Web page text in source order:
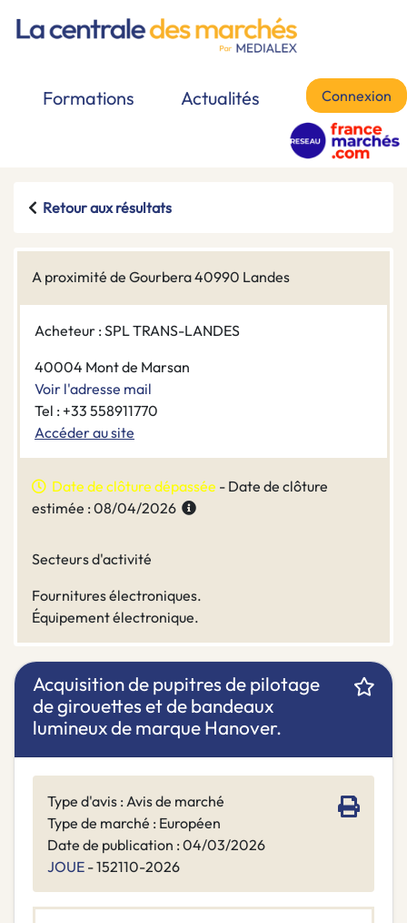
Formations Actualités Connexion
Retour aux résultats
A proximité de Gourbera 40990 Landes
Acheteur : SPL TRANS-LANDES
40004 Mont de Marsan
Voir l'adresse mail
Tel : +33 558911770
Accéder au site
Date de clôture dépassée - Date de clôture
estimée : 08/04/2026
Secteurs d'activité
Fournitures électroniques.
Équipement électronique.
Acquisition de pupitres de pilotage
de girouettes et de bandeaux
lumineux de marque Hanover.
Type d'avis : Avis de marché
Type de marché : Européen
Date de publication : 04/03/2026
JOUE - 152110-2026